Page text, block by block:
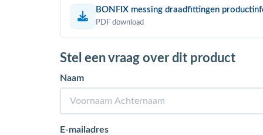
BONFIX messing draadfittingen
PDF download
Stel een vraag over dit product
Naam
E-mailadres